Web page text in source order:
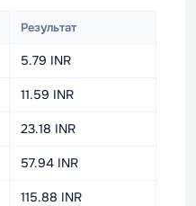
Результат
5.79 INR
11.59 INR
23.18 INR
57.94 INR
115.88 INR